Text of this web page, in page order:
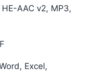
AAC v2, MP3,
Excel,